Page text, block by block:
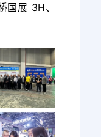
国展 3H、